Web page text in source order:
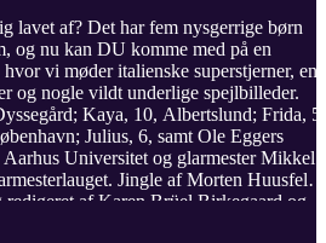
lavet af? Det har fem nysgerrige børn
og nu kan DU komme med på en
vi møder italienske superstjerner, en
og nogle vildt underlige spejlbilleder.
Kaya, 10, Albertslund; Frida, 5,
Julius, 6, samt Ole Eggers
Universitet og glarmester Mikkel
Jingle af Morten Huusfeldt.
redigeret af Karen Brüel Birkegaard og